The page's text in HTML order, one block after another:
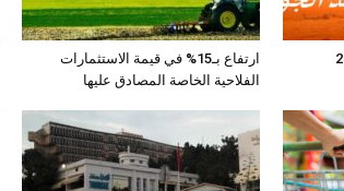
ارتفاع بـ15% في قيمة الاستثمارات
الفلاحية الخاصة المصادق عليها